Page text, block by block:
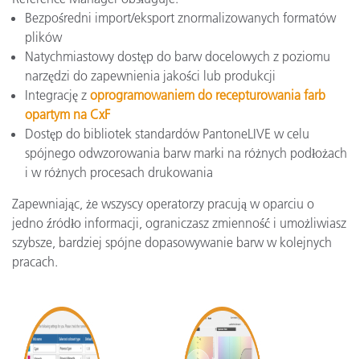
Bezpośredni import/eksport znormalizowanych formatów
plików
Natychmiastowy dostęp do barw docelowych z poziomu
narzędzi do zapewnienia jakości lub produkcji
Integrację z oprogramowaniem do recepturowania farb
opartym na CxF
Dostęp do bibliotek standardów PantoneLIVE w celu
spójnego odwzorowania barw marki na różnych podłożach
i w różnych procesach drukowania
Zapewniając, że wszyscy operatorzy pracują w oparciu o
jedno źródło informacji, ograniczasz zmienność i umożliwiasz
szybsze, bardziej spójne dopasowywanie barw w kolejnych
pracach.